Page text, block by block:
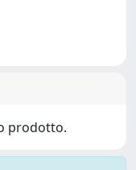
prodotto.